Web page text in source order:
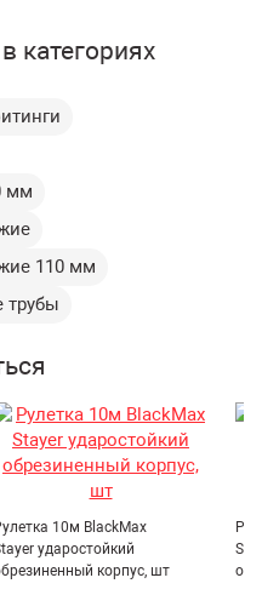
применяются при
трубопроводов
с
от +2 °до +70°C и
стоков с
уплотнительное
1.1 кг
Полипропилен
категориях
мм
110 мм
трубы
10м BlackMax
ударостойкий
корпус, шт